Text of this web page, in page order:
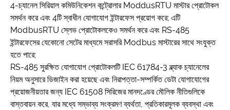
4-চ্যানেল সিরিয়াল কমিউনিকেশন কন্ট্রোলার ModdusRTU মাস্টার প্রোটোকল
সমর্থন করে এবং 4টি স্বাধীন যোগাযোগ ইন্টারফেস প্রয়োগ করে; এটি
ModbusRTU স্লেভ প্রোটোকলকেও সমর্থন করে এবং RS-485
ইন্টারফেসের যেকোনো সেটের মাধ্যমে সরাসরি Modbus মাস্টারের সাথে সংযুক্ত
হতে পারে;
RS-485 সুরক্ষিত যোগাযোগ প্রোটোকলটি IEC 61784-3 ব্ল্যাক চ্যানেলের
নিয়ম অনুসারে ডিজাইন করা হয়েছে এবং নিরাপত্তা-সম্পর্কিত ডেটা যোগাযোগের
প্রয়োজনীয়তার জন্য IEC 61508 সিরিজের মানদণ্ডের মৌলিক নীতিগুলিকে
বাস্তবায়ন করে, যার মধ্যে সম্ভাব্য সংক্রমণ ব্যর্থতা, প্রতিকারমূলক ব্যবস্থা এবং